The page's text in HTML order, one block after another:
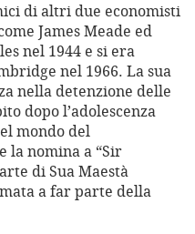
di altri due economisti
James Meade ed
nel 1944 e si era
nel 1966. La sua
nella detenzione delle
dopo l’adolescenza
mondo del
la nomina a “Sir
di Sua Maestà
a far parte della